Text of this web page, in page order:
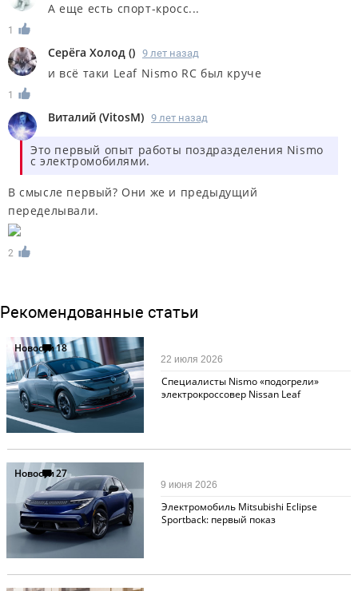
А еще есть спорт-кросс...
1
Серёга Холод () 9 лет назад
и всё таки Leaf Nismo RC был круче
1
Виталий (VitosM) 9 лет назад
Это первый опыт работы поздразделения Nismo
с электромобилями.
В смысле первый? Они же и предыдущий
переделывали.
2
Рекомендованные статьи
Новости18
Специалисты Nismo «подогрели»
электрокроссовер Nissan Leaf
22 июля 2026
Новости27
Электромобиль Mitsubishi Eclipse
Sportback: первый показ
9 июня 2026